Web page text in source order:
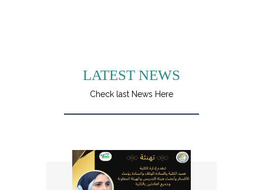
LATEST NEWS
Check last News Here